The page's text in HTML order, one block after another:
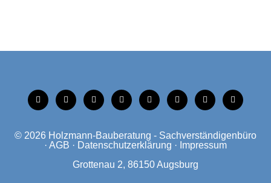
tiktok instagramfacebooklinkedinxing linkedinmobilemail
© 2026 Holzmann-Bauberatung - Sachverständigenbüro
· AGB · Datenschutzerklärung · Impressum
Grottenau 2, 86150 Augsburg